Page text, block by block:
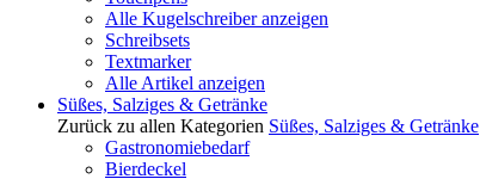
Alle Kugelschreiber anzeigen
Schreibsets
Textmarker
Alle Artikel anzeigen
Süßes, Salziges & Getränke
Zurück zu allen Kategorien Süßes, Salziges & Getränke
Gastronomiebedarf
Bierdeckel